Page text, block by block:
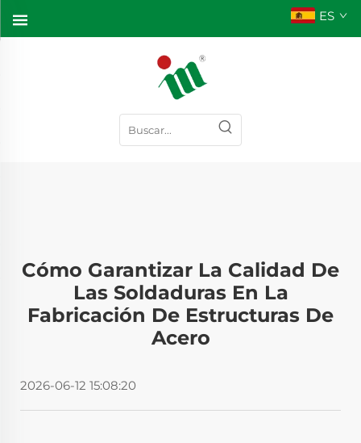
ES
Cómo Garantizar La Calidad De
Las Soldaduras En La
Fabricación De Estructuras De
Acero
2026-06-12 15:08:20